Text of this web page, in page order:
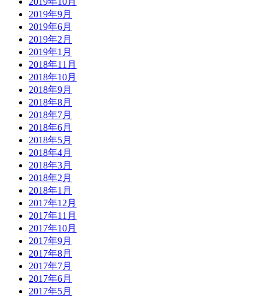
2019年9月
2019年6月
2019年2月
2019年1月
2018年11月
2018年10月
2018年9月
2018年8月
2018年7月
2018年6月
2018年5月
2018年4月
2018年3月
2018年2月
2018年1月
2017年12月
2017年11月
2017年10月
2017年9月
2017年8月
2017年7月
2017年6月
2017年5月